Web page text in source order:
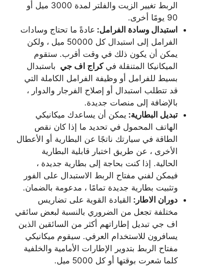
الربط تغيير الزيت والفلتر لمدة 3000 ميل أو
90 يومًا أخرى.
استبدال وسادة الفرامل: عادةً ما تحتاج وسادات
الفرامل إلى استبدال كل 50000 ميل ، ولكن
يمكن أن يكون ذلك في وقت أقرب. ستقوم
الميكانيكا المتنقلة فيكراج اف جي باستبدال
بسيط للفرامل أو وظيفة الفرامل الكاملة التي
قد تتطلب استبدال أو إصلاح الفرجار والدوار ،
بالإضافة إلى منصات جديدة.
تبديل البطارية: يمكن أن يساعدك ميكانيكي
الهاتف المحمول في تحديد ما إذا كان نقص
الطاقة في سيارتك ناتجًا عن البطارية أو الأعطال
الأخرى ، عن طريق اختبار قابلية البطارية
الحالية. إذا كنت بحاجة إلى بطارية جديدة ،
فيمكن لفني مفتاح الربط الاستبدال على الفور
وتثبيت بطارية جديدة تمامًا ، مدعومة بالضمان.
دوران الاطار: القيادة القوية على تضاريس
مختلفة تجعل من الضروري بالنسبة لبعض سائقي
اف جي تبديل إطاراتهم أكثر من السائقين الذين
يسافرون للاستخدام العرفي. سيقوم ميكانيكي
مفتاح الربط بتدوير الإطارات الأمامية والخلفية
كلما شعرت بوقتها أو كل 5000 ميل.